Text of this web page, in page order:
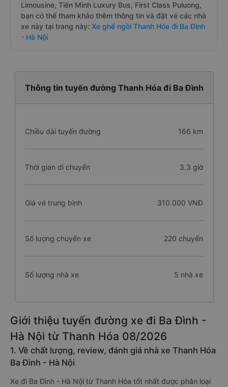
Limousine, Tiến Minh Luxury Bus, First Class Puluong,
bạn có thể tham khảo thêm thông tin và đặt vé các nhà
xe này tại trang này: Xe ghế ngồi Thanh Hóa đi Ba Đình
- Hà Nội
Thông tin tuyến đường Thanh Hóa đi Ba Đình
Chiều dài tuyến đường 166 km
Thời gian di chuyển 3.3 giờ
Giá vé trung bình 310.000 VNĐ
Số lượng chuyến xe 220 chuyến
Số lượng nhà xe 5 nhà xe
Giới thiệu tuyến đường xe đi Ba Đình -
Hà Nội từ Thanh Hóa 08/2026
1. Về chất lượng, review, đánh giá nhà xe Thanh Hóa
Ba Đình - Hà Nội
Xe đi Ba Đình - Hà Nội từ Thanh Hóa tốt nhất được phân loại